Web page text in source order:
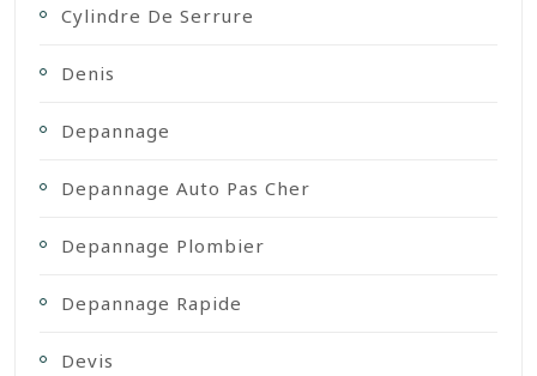
Cylindre De Serrure
Denis
Depannage
Depannage Auto Pas Cher
Depannage Plombier
Depannage Rapide
Devis